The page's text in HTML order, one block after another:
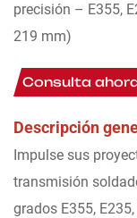
precisión – E355,
219 mm)
Consulta
Descripción
Impulse sus
transmisión
grados E355,